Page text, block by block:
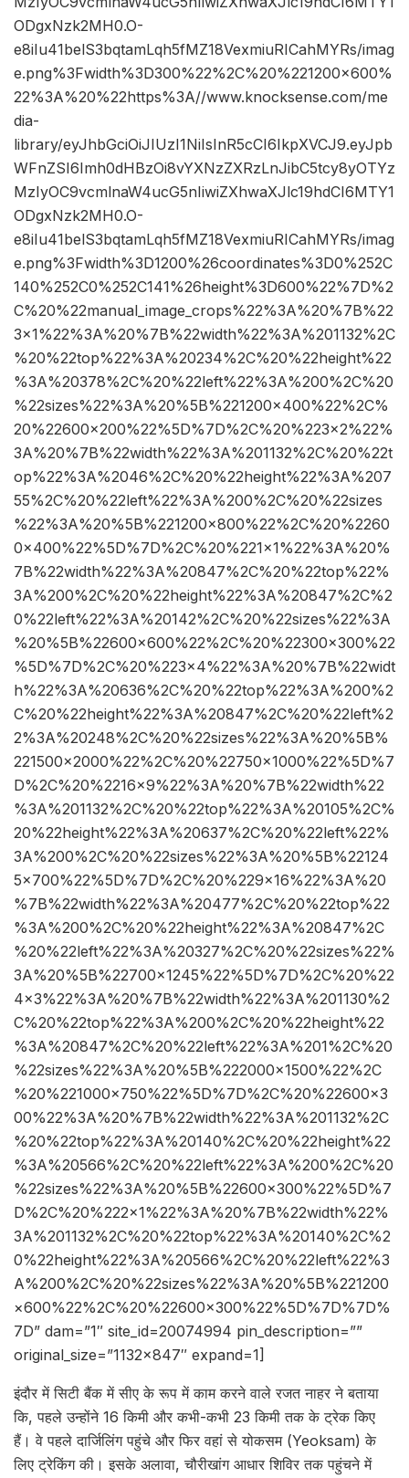
ODgxNzk2MH0.O-
e8iIu41belS3bqtamLqh5fMZ18VexmiuRICahMYRs/imag
e.png%3Fwidth%3D300%22%2C%20%221200×600%
22%3A%20%22https%3A//www.knocksense.com/me
dia-
library/eyJhbGciOiJIUzI1NiIsInR5cCI6IkpXVCJ9.eyJpb
WFnZSI6Imh0dHBzOi8vYXNzZXRzLnJibC5tcy8yOTYz
MzIyOC9vcmlnaW4ucG5nIiwiZXhwaXJlc19hdCI6MTY1
ODgxNzk2MH0.O-
e8iIu41belS3bqtamLqh5fMZ18VexmiuRICahMYRs/imag
e.png%3Fwidth%3D1200%26coordinates%3D0%252C
140%252C0%252C141%26height%3D600%22%7D%2
C%20%22manual_image_crops%22%3A%20%7B%22
3×1%22%3A%20%7B%22width%22%3A%201132%2C
%20%22top%22%3A%20234%2C%20%22height%22
%3A%20378%2C%20%22left%22%3A%200%2C%20
%22sizes%22%3A%20%5B%221200×400%22%2C%
20%22600×200%22%5D%7D%2C%20%223×2%22%
3A%20%7B%22width%22%3A%201132%2C%20%22t
op%22%3A%2046%2C%20%22height%22%3A%207
55%2C%20%22left%22%3A%200%2C%20%22sizes
%22%3A%20%5B%221200×800%22%2C%20%2260
0×400%22%5D%7D%2C%20%221×1%22%3A%20%
7B%22width%22%3A%20847%2C%20%22top%22%
3A%200%2C%20%22height%22%3A%20847%2C%2
0%22left%22%3A%20142%2C%20%22sizes%22%3A
%20%5B%22600×600%22%2C%20%22300×300%22
%5D%7D%2C%20%223×4%22%3A%20%7B%22widt
h%22%3A%20636%2C%20%22top%22%3A%200%2
C%20%22height%22%3A%20847%2C%20%22left%2
2%3A%20248%2C%20%22sizes%22%3A%20%5B%
221500×2000%22%2C%20%22750×1000%22%5D%7
D%2C%20%2216×9%22%3A%20%7B%22width%22
%3A%201132%2C%20%22top%22%3A%20105%2C%
20%22height%22%3A%20637%2C%20%22left%22%
3A%200%2C%20%22sizes%22%3A%20%5B%22124
5×700%22%5D%7D%2C%20%229×16%22%3A%20
%7B%22width%22%3A%20477%2C%20%22top%22
%3A%200%2C%20%22height%22%3A%20847%2C
%20%22left%22%3A%20327%2C%20%22sizes%22%
3A%20%5B%22700×1245%22%5D%7D%2C%20%22
4×3%22%3A%20%7B%22width%22%3A%201130%2
C%20%22top%22%3A%200%2C%20%22height%22
%3A%20847%2C%20%22left%22%3A%201%2C%20
%22sizes%22%3A%20%5B%222000×1500%22%2C
%20%221000×750%22%5D%7D%2C%20%22600×3
00%22%3A%20%7B%22width%22%3A%201132%2C
%20%22top%22%3A%20140%2C%20%22height%22
%3A%20566%2C%20%22left%22%3A%200%2C%20
%22sizes%22%3A%20%5B%22600×300%22%5D%7
D%2C%20%222×1%22%3A%20%7B%22width%22%
3A%201132%2C%20%22top%22%3A%20140%2C%2
0%22height%22%3A%20566%2C%20%22left%22%3
A%200%2C%20%22sizes%22%3A%20%5B%221200
×600%22%2C%20%22600×300%22%5D%7D%7D%
7D” dam=”1″ site_id=20074994 pin_description=””
original_size=”1132×847″ expand=1]
इंदौर में सिटी बैंक में सीए के रूप में काम करने वाले रजत नाहर ने बताया
कि, पहले उन्होंने 16 किमी और कभी-कभी 23 किमी तक के ट्रेक किए
हैं। वे पहले दार्जिलिंग पहुंचे और फिर वहां से योकसम (Yeoksam) के
लिए ट्रेकिंग की। इसके अलावा, चौरीखांग आधार शिविर तक पहुंचने में